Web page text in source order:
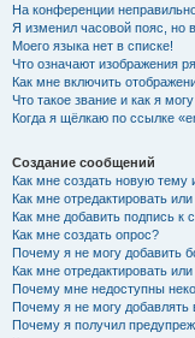
На конференции
Я изменил часовой пояс, но
Моего языка нет в списке!
Что означают изображения
Как мне включить
Что такое звание и как я
Когда я щёлкаю по ссылке
Создание сообщений
Как мне создать новую тему
Как мне отредактировать
Как мне добавить подпись к
Как мне создать опрос?
Почему я не могу добавить
Как мне отредактировать
Почему мне недоступны
Почему я не могу добавлять
Почему я получил